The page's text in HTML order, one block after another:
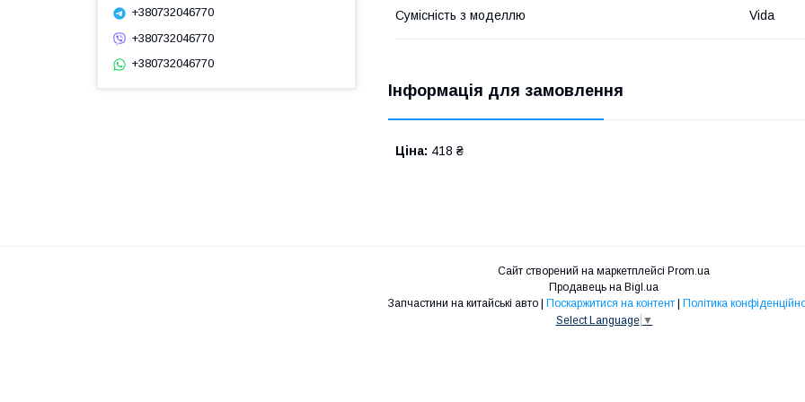
Сумісність з моделлю Vida
Інформація для замовлення
Ціна: 418 ₴
+380732046770
+380732046770
+380732046770
Сайт створений на маркетплейсі Prom.ua
Продавець на Bigl.ua
Запчастини на китайські авто | Поскаржитися на контент | Політика
Select Language ▼